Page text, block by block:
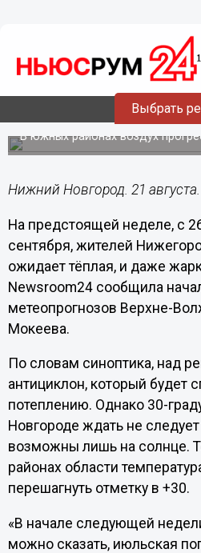
Выбрать
21.08.202413:17
Жара до +28 градусов
Нижний Новгород в
В южных районах воздух
Нижний Новгород. 21
На предстоящей неделе, с 26
сентября, жителей
ожидает тёплая, и даже
Newsroom24 сообщила
метеопрогнозов Верхне-
Мокеева.
По словам синоптика, над
антициклон, который будет
потеплению. Однако 30-
Новгороде ждать не
возможны лишь на солнце.
районах области
перешагнуть отметку в +30.
«В начале следующей
можно сказать, июльская